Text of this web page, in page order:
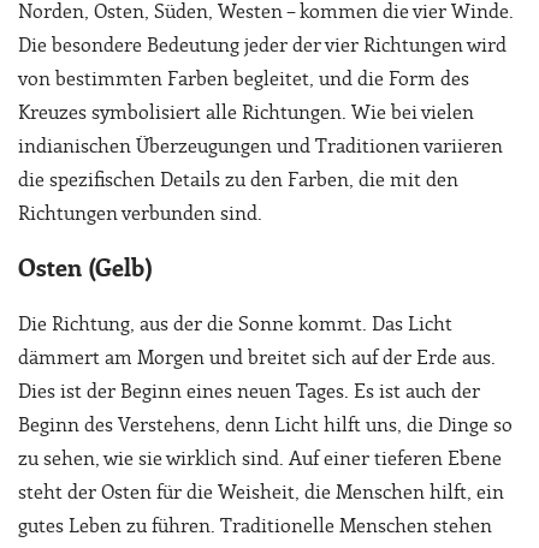
Norden, Osten, Süden, Westen – kommen die vier Winde.
Die besondere Bedeutung jeder der vier Richtungen wird
von bestimmten Farben begleitet, und die Form des
Kreuzes symbolisiert alle Richtungen. Wie bei vielen
indianischen Überzeugungen und Traditionen variieren
die spezifischen Details zu den Farben, die mit den
Richtungen verbunden sind.
Osten (Gelb)
Die Richtung, aus der die Sonne kommt. Das Licht
dämmert am Morgen und breitet sich auf der Erde aus.
Dies ist der Beginn eines neuen Tages. Es ist auch der
Beginn des Verstehens, denn Licht hilft uns, die Dinge so
zu sehen, wie sie wirklich sind. Auf einer tieferen Ebene
steht der Osten für die Weisheit, die Menschen hilft, ein
gutes Leben zu führen. Traditionelle Menschen stehen